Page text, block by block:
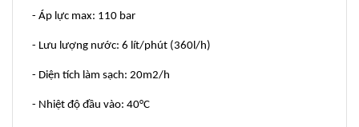
- Áp lực max: 110 bar
- Lưu lượng nước: 6 lít/phút (360l/h)
- Diện tích làm sạch: 20m2/h
- Nhiệt độ đầu vào: 40°C